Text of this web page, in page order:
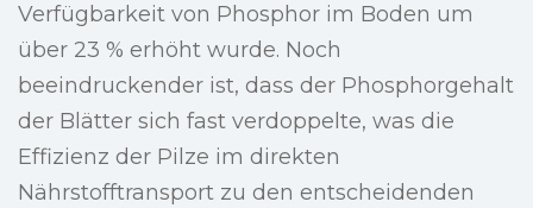
Verfügbarkeit von Phosphor im Boden um
über 23 % erhöht wurde. Noch
beeindruckender ist, dass der Phosphorgehalt
der Blätter sich fast verdoppelte, was die
Effizienz der Pilze im direkten
Nährstofftransport zu den entscheidenden